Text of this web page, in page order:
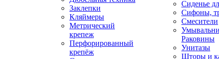
Заклепки
Кляймеры
Метрический
крепеж
Перфорированный
крепёж
Сиденье
Сифоны,
Смесители
Раковины
Унитазы
Шторы и